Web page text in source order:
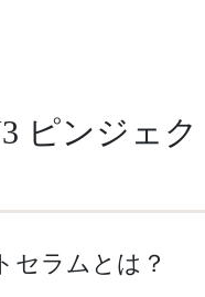
ピンジェ
セラムとは？